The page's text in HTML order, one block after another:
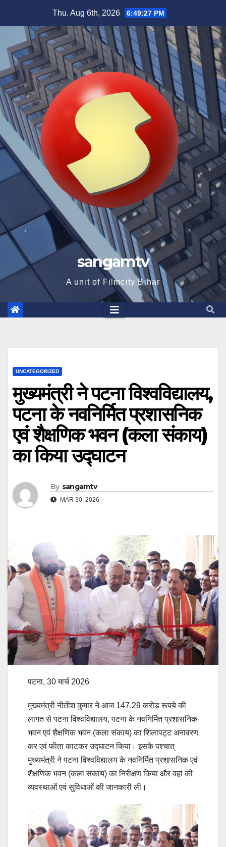
content
Thu. Aug 6th, 2026 6:49:28 PM
sangamtv
A unit of Filmcity Bihar
UNCATEGORIZED
मुख्यमंत्री ने पटना विश्वविद्यालय,
पटना के नवनिर्मित प्रशासनिक
एवं शैक्षणिक भवन (कला संकाय)
का किया उद्घाटन
By sangamtv
MAR 30, 2026
पटना, 30 मार्च 2026
मुख्यमंत्री नीतीश कुमार ने आज 147.29 करोड़ रूपये की
लागत से पटना विश्वविद्यालय, पटना के नवनिर्मित प्रशासनिक
भवन एवं शैक्षणिक भवन (कला संकाय) का शिलापट्ट अनावरण
कर एवं फीता काटकर उ‌द्घाटन किया। इसके पश्चात्
मुख्यमंत्री ने पटना विश्वविद्यालय के नवनिर्मित प्रशासनिक एवं
शैक्षणिक भवन (कला संकाय) का निरीक्षण किया और वहां की
व्यवस्थाओं एवं सुविधाओं की जानकारी ली।